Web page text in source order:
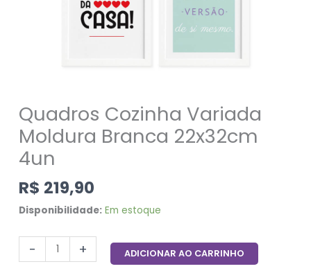
Quadros Cozinha Variada
Moldura Branca 22x32cm
4un
R$ 219,90
Disponibilidade: Em estoque
- + ADICIONAR AO CARRINHO